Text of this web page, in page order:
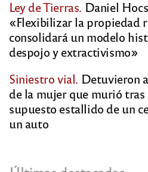
Ley de Tierras. Daniel
«Flexibilizar la propiedad
consolidará un modelo
despojo y extractivismo»
Siniestro vial. Detuvieron
de la mujer que murió tras
supuesto estallido de un
un auto